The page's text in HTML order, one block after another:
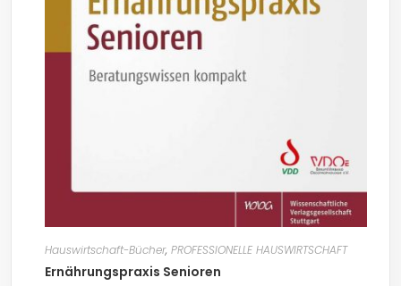
Hauswirtschaft-Bücher, PROFESSIONELLE HAUSWIRTSCHAFT
Ernährungspraxis Senioren